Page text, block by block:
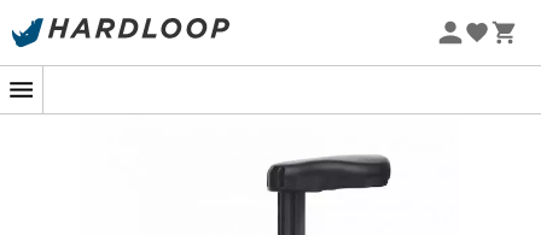
Letní akce 🔥 -5 % EXTRA při nákupu 2 produktů* s kódem